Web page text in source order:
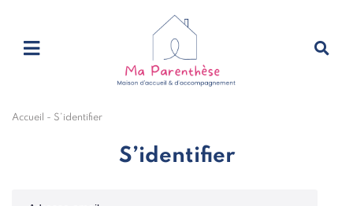
Accueil - S’identifier
S’identifier